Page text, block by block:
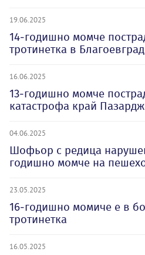
19.06.2025
14-годишно момче
тротинетка в Благоевград
16.06.2025
13-годишно момче
катастрофа край
04.06.2025
Шофьор с редица
годишно момче на
23.05.2025
16-годишно момиче е в
тротинетка
16.05.2025